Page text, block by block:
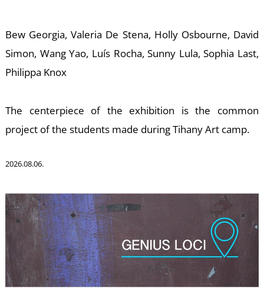
Bew Georgia, Valeria De Stena, Holly Osbourne, David
Simon, Wang Yao, Luís Rocha, Sunny Lula, Sophia Last,
Philippa Knox
The centerpiece of the exhibition is the common
project of the students made during Tihany Art camp.
2026.08.06.